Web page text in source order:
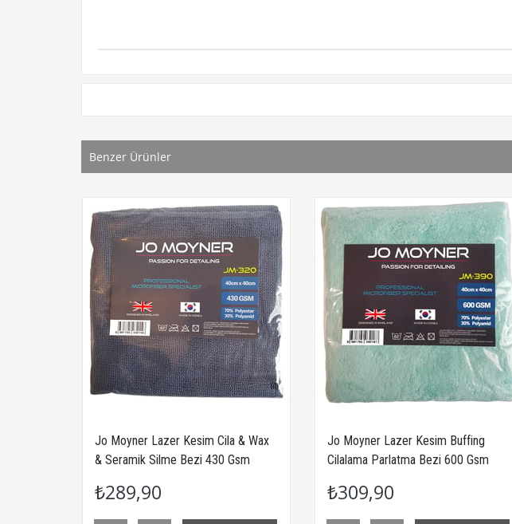
Benzer Ürünler
Jo Moyner Lazer Kesim Buffing
Cilalama Parlatma Bezi 600 Gsm
₺309,90
Jo Moyner Lazer Kesim Buffing
Cilalama Parlatma Bezi 500 Gsm
₺289,90